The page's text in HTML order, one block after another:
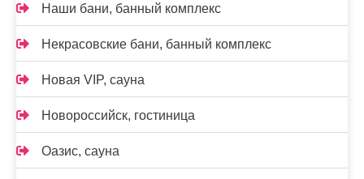
Наши бани, банный комплекс
Некрасовские бани, банный комплекс
Новая VIP, сауна
Новороссийск, гостиница
Оазис, сауна